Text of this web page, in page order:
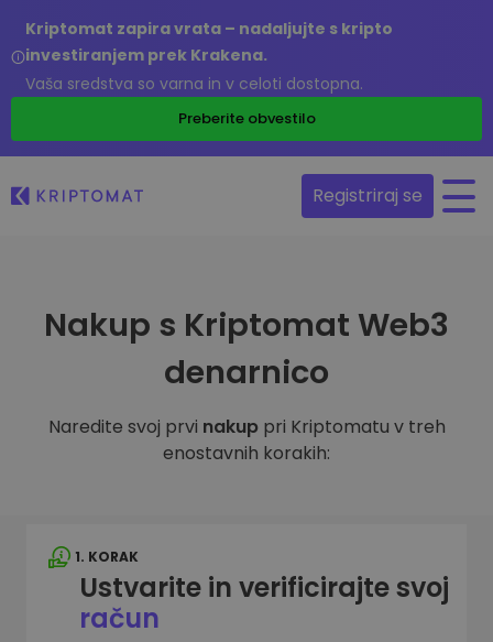
Kriptomat zapira vrata – nadaljujte s kripto
investiranjem prek Krakena.
Vaša sredstva so varna in v celoti dostopna.
Preberite obvestilo
Registriraj se
Nakup s Kriptomat Web3
denarnico
Naredite svoj prvi nakuppri Kriptomatu v treh
enostavnih korakih:
1. KORAK
Ustvarite in verificirajte svoj
račun